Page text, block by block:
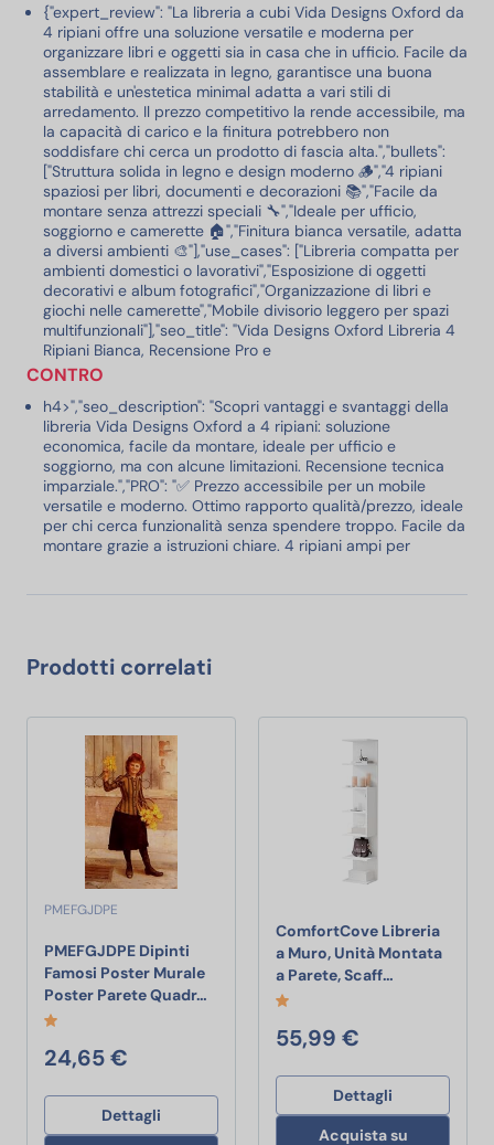
{"expert_review": "La libreria a cubi Vida Designs Oxford da
4 ripiani offre una soluzione versatile e moderna per
organizzare libri e oggetti sia in casa che in ufficio. Facile da
assemblare e realizzata in legno, garantisce una buona
stabilità e un'estetica minimal adatta a vari stili di
arredamento. Il prezzo competitivo la rende accessibile, ma
la capacità di carico e la finitura potrebbero non
soddisfare chi cerca un prodotto di fascia alta.","bullets":
["Struttura solida in legno e design moderno 🪵","4 ripiani
spaziosi per libri, documenti e decorazioni 📚","Facile da
montare senza attrezzi speciali 🔧","Ideale per ufficio,
soggiorno e camerette 🏠","Finitura bianca versatile, adatta
a diversi ambienti 🎨"],"use_cases": ["Libreria compatta per
ambienti domestici o lavorativi","Esposizione di oggetti
decorativi e album fotografici","Organizzazione di libri e
giochi nelle camerette","Mobile divisorio leggero per spazi
multifunzionali"],"seo_title": "Vida Designs Oxford Libreria 4
Ripiani Bianca, Recensione Pro e
CONTRO
h4>","seo_description": "Scopri vantaggi e svantaggi della
libreria Vida Designs Oxford a 4 ripiani: soluzione
economica, facile da montare, ideale per ufficio e
soggiorno, ma con alcune limitazioni. Recensione tecnica
imparziale.","PRO": "✅ Prezzo accessibile per un mobile
versatile e moderno. Ottimo rapporto qualità/prezzo, ideale
per chi cerca funzionalità senza spendere troppo. Facile da
montare grazie a istruzioni chiare. 4 ripiani ampi per
Prodotti correlati
PMEFGJDPE
PMEFGJDPE Dipinti
Famosi Poster Murale
Poster Parete Quadr… PMEFGJDPE Dipinti Famosi Poster
24,65 €
Dettagli
ComfortCove Libreria
a Muro, Unità Montata
a Parete, Scaff…
55,99 €
Dettagli
Acquista su